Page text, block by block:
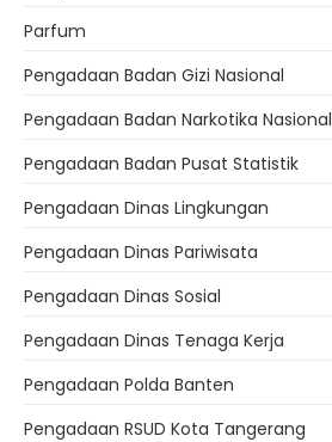
Parfum
Pengadaan Badan Gizi Nasional
Pengadaan Badan Narkotika Nasional
Pengadaan Badan Pusat Statistik
Pengadaan Dinas Lingkungan
Pengadaan Dinas Pariwisata
Pengadaan Dinas Sosial
Pengadaan Dinas Tenaga Kerja
Pengadaan Polda Banten
Pengadaan RSUD Kota Tangerang